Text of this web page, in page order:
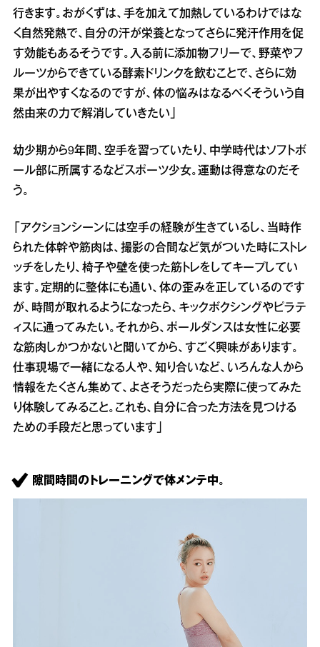
行きます。おがくずは、手を加えて加熱しているわけではな
く自然発熱で、自分の汗が栄養となってさらに発汗作用を促
す効能もあるそうです。入る前に添加物フリーで、野菜やフ
ルーツからできている酵素ドリンクを飲むことで、さらに効
果が出やすくなるのですが、体の悩みはなるべくそういう自
然由来の力で解消していきたい」
幼少期から9年間、空手を習っていたり、中学時代はソフトボ
ール部に所属するなどスポーツ少女。運動は得意なのだそ
う。
「アクションシーンには空手の経験が生きているし、当時作
られた体幹や筋肉は、撮影の合間など気がついた時にストレ
ッチをしたり、椅子や壁を使った筋トレをしてキープしてい
ます。定期的に整体にも通い、体の歪みを正しているのです
が、時間が取れるようになったら、キックボクシングやピラテ
ィスに通ってみたい。それから、ポールダンスは女性に必要
な筋肉しかつかないと聞いてから、すごく興味があります。
仕事現場で一緒になる人や、知り合いなど、いろんな人から
情報をたくさん集めて、よさそうだったら実際に使ってみた
り体験してみること。これも、自分に合った方法を見つける
ための手段だと思っています」
隙間時間のトレーニングで体メンテ中。